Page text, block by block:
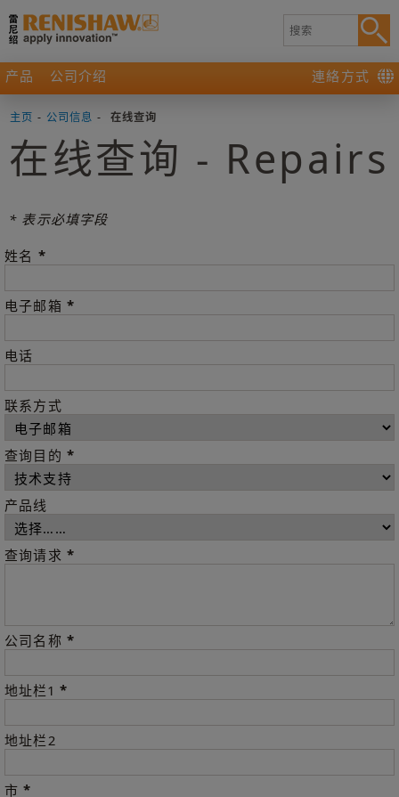
产品 公司介绍 連絡方式
主页 - 公司信息 - 在线查询
在线查询 - Repairs
* 表示必填字段
姓名 *
电子邮箱 *
电话
联系方式
查询目的 *
产品线
查询请求 *
公司名称 *
地址栏1 *
地址栏2
市*